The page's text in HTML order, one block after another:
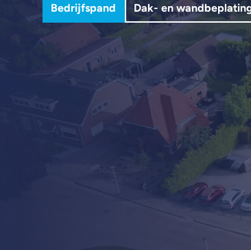
Bedrijfspand Dak- en
Offerte aanvragen